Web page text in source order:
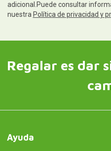
adicional.Puede consultar
nuestra Política de privacidad y
Regalar es dar
Ayuda